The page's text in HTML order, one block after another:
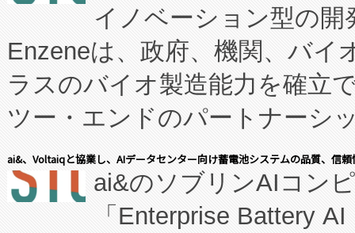
イノベーション型の
Enzeneは、政府、機関、バイ
ラスのバイオ製造能力を確立
ツー・エンドのパートナーシ
表しました。 同社の実績ある
manufacturing™ (FCCM™) プ
たNeXは、バイオ医薬品製造
ai&、Voltaiqと協業し、AIデータセンター向け蓄電池システムの品質、信
ai&のソブリンAIコン
「Enterprise Battery